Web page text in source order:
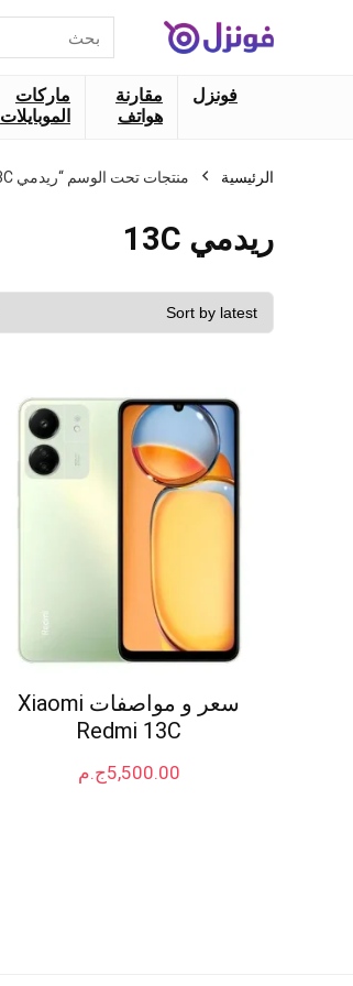
عن:
فونزل
مقارنة
هواتف
ماركات
الموبايلات
الرئيسية منتجات تحت الوسم “ريدمي 13C”
ريدمي 13C
سعر و مواصفات Xiaomi
Redmi 13C
ج.م5,500.00